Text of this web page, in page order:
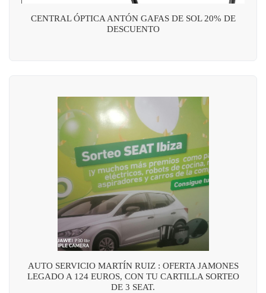
CENTRAL ÓPTICA ANTÓN GAFAS DE SOL 20% DE
DESCUENTO
AUTO SERVICIO MARTÍN RUIZ : OFERTA JAMONES
LEGADO A 124 EUROS, CON TU CARTILLA SORTEO
DE 3 SEAT.